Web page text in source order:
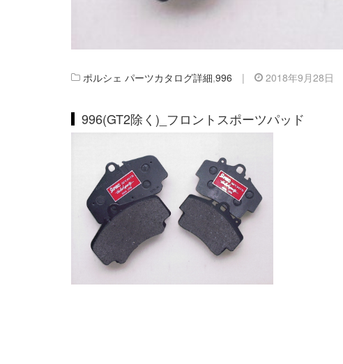
ポルシェ パーツカタログ詳細,996 | 2018年9月28日
996(GT2除く)_フロントスポーツパッド